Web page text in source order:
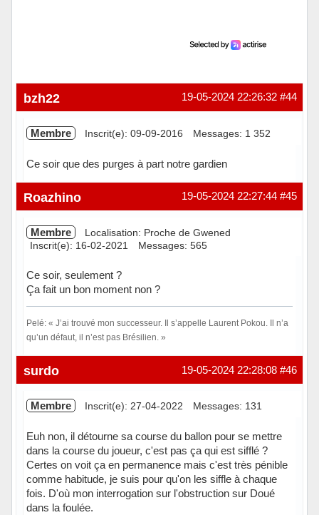
#44
19-05-2024 22:26:32
bzh22
Membre Inscrit(e): 09-09-2016 Messages: 1 352
Ce soir que des purges à part notre gardien
Hors ligne #45
19-05-2024 22:27:44
Roazhino
Membre
Localisation: Proche de Gwened
Inscrit(e): 16-02-2021
Messages: 565
Ce soir, seulement ?
Ça fait un bon moment non ?
Pelé: « J’ai trouvé mon successeur. Il s’appelle Laurent Pokou. Il n’a
qu’un défaut, il n’est pas Brésilien. »
Hors ligne #46
19-05-2024 22:28:08
surdo
Membre Inscrit(e): 27-04-2022 Messages: 131
Euh non, il détourne sa course du ballon pour se mettre
dans la course du joueur, c'est pas ça qui est sifflé ?
Certes on voit ça en permanence mais c'est très pénible
comme habitude, je suis pour qu'on les siffle à chaque
fois. D'où mon interrogation sur l'obstruction sur Doué
dans la foulée.